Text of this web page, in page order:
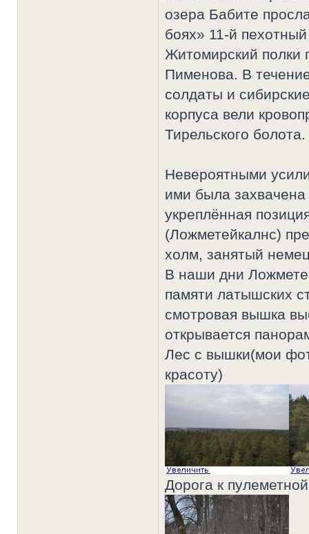
озера Бабите
боях» 11-й
Житомирский полки
Пименова. В
солдаты и
корпуса вели
Тирельского болота.
Невероятными
ими была захвачена
укреплённая
(Ложметейкалнс)
холм, занятый
В наши дни
памяти латышских
смотровая вышка
открывается
Лес с вышки(мои
красоту)
Дорога к